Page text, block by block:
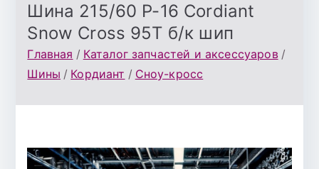
Шина 215/60 Р-16 Cordiant
Snow Cross 95Т б/к шип
Главная
Каталог запчастей и аксессуаров
Шины
Кордиант Сноу-кросс